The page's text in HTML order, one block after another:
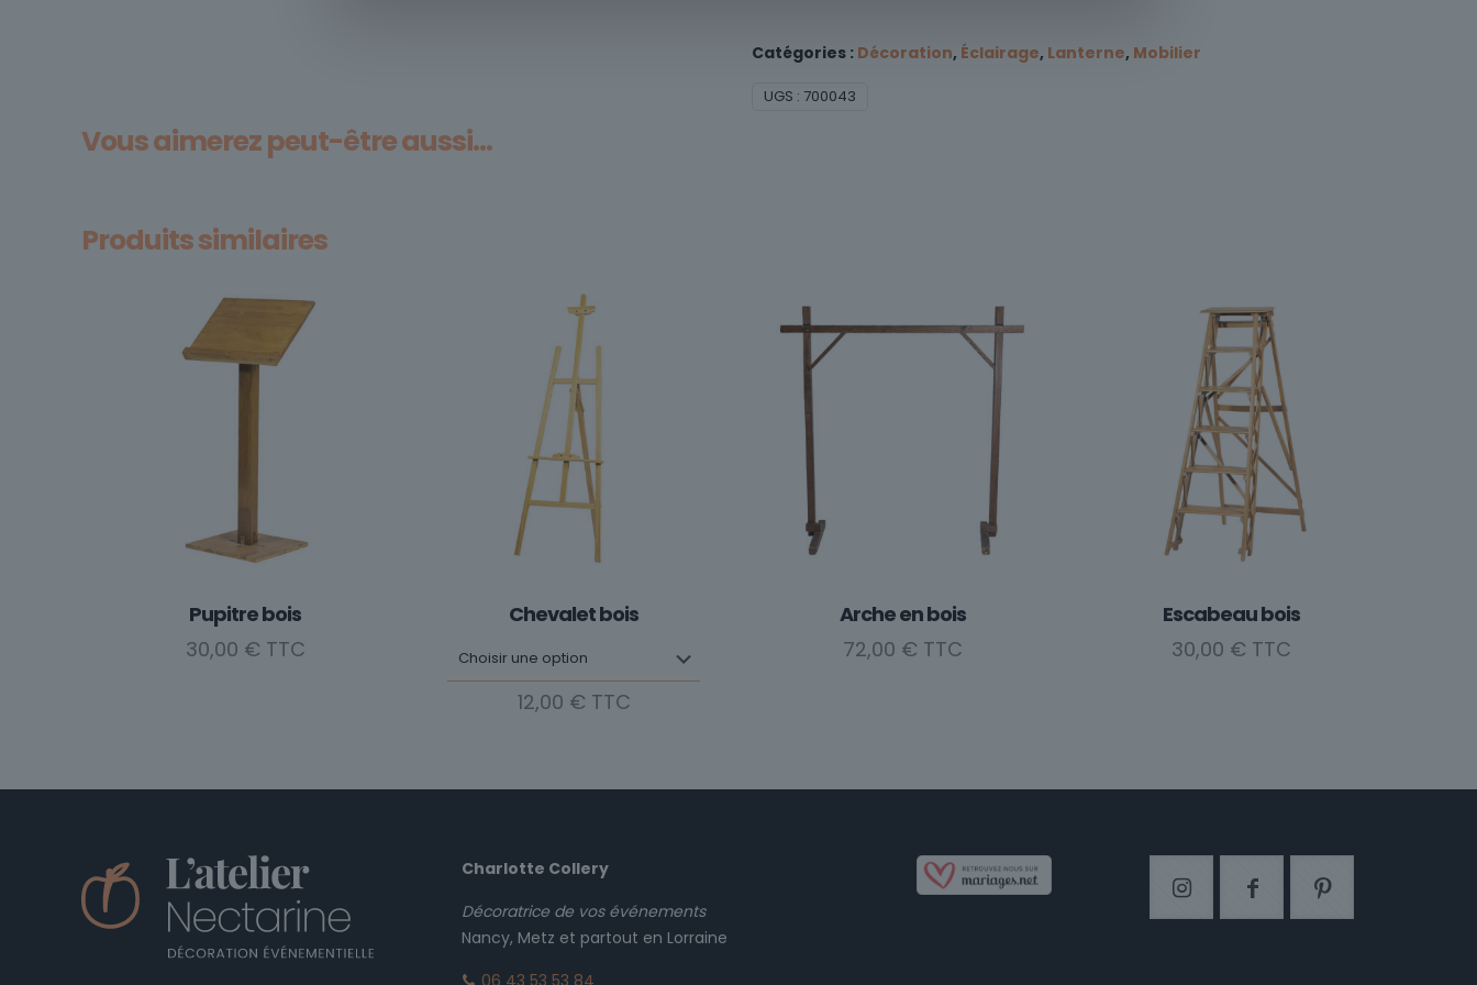
Catégories : Décoration, Éclairage, Lanterne, Mobilier
UGS : 700043
Vous aimerez peut-être aussi…
Produits similaires
Pupitre bois
30,00 €
Chevalet bois
12,00 €
a
Les
peuvent
être
choisies
Arche en bois
72,00 €
Escabeau bois
30,00 €
Charlotte Collery
Décoratrice de vos événements
Nancy, Metz et partout en Lorraine